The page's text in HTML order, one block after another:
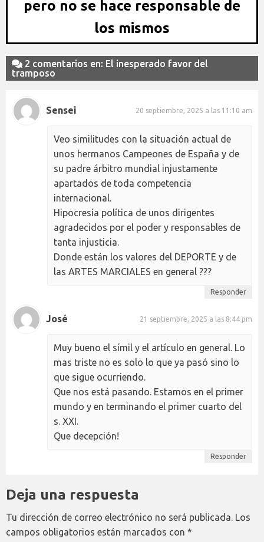
pero no se hace responsable de
los mismos
2 comentarios en: El inesperado favor del
tramposo
Sensei 20 septiembre, 2025 a las 11:10 am
Veo similitudes con la situación actual de
unos hermanos Campeones de España y de
su padre árbitro mundial injustamente
apartados de toda competencia
internacional.
Hipocresía política de unos dirigentes
agradecidos por el poder y responsables de
tanta injusticia.
Donde están los valores del DEPORTE y de
las ARTES MARCIALES en general ???
Responder
José 21 septiembre, 2025 a las 8:44 pm
Muy bueno el símil y el artículo en general. Lo
mas triste no es solo lo que ya pasó sino lo
que sigue ocurriendo.
Que nos está pasando. Estamos en el primer
mundo y en terminando el primer cuarto del
s. XXI.
Que decepción!
Responder
Deja una respuesta
Tu dirección de correo electrónico no será publicada. Los
campos obligatorios están marcados con *